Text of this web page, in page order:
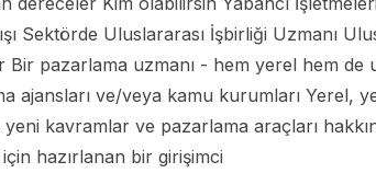
Sektörde Uluslararası İşbirliği Uzmanı
pazarlama uzmanı - hem yerel hem de
ve/veya kamu kurumları Yerel,
kavramlar ve pazarlama araçları
hazırlanan bir girişimci